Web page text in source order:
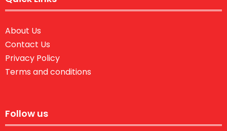
About Us
Contact Us
Privacy Policy
Terms and conditions
Follow us